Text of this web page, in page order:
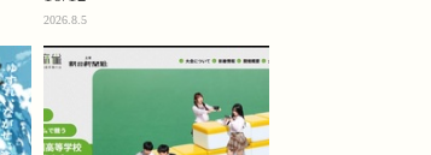
2026.8.5